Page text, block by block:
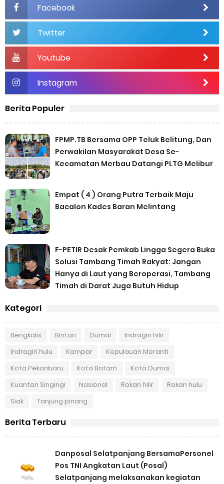
Facebook
Twitter
Youtube
Instagram
Berita Populer
FPMP.TB Bersama OPP Teluk Belitung, Dan
Perwakilan Masyarakat Desa Se-
Kecamatan Merbau Datangi PLTG Melibur
Empat ( 4 ) Orang Putra Terbaik Maju
Bacalon Kades Baran Melintang
F-PETIR Desak Pemkab Lingga Segera Buka
Solusi Tambang Timah Rakyat: Jangan
Hanya di Laut yang Beroperasi, Tambang
Timah di Darat Juga Butuh Hidup
Kategori
Bengkalis Bintan Dumai
Indragiri hilir
Indragiri hulu
Kampar
Kepulauan Meranti
Kota Pekanbaru
Kota Batam
Kota Dumai
Kuantan Singingi
Nasional Rokan hilir
Rokan hulu
Siak
Tanjung pinang
Berita Terbaru
Danposal Selatpanjang BersamaPersonel
Pos TNI Angkatan Laut (Posal)
Selatpanjang melaksanakan kegiatan